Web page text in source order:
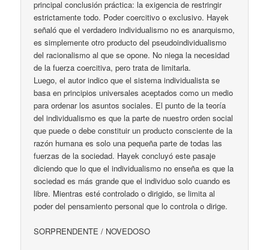
principal conclusión práctica: la exigencia de restringir
estrictamente todo. Poder coercitivo o exclusivo. Hayek
señaló que el verdadero individualismo no es anarquismo,
es simplemente otro producto del pseudoindividualismo
del racionalismo al que se opone. No niega la necesidad
de la fuerza coercitiva, pero trata de limitarla.
Luego, el autor indico que el sistema individualista se
basa en principios universales aceptados como un medio
para ordenar los asuntos sociales. El punto de la teoría
del individualismo es que la parte de nuestro orden social
que puede o debe constituir un producto consciente de la
razón humana es solo una pequeña parte de todas las
fuerzas de la sociedad. Hayek concluyó este pasaje
diciendo que lo que el individualismo no enseña es que la
sociedad es más grande que el individuo solo cuando es
libre. Mientras esté controlado o dirigido, se limita al
poder del pensamiento personal que lo controla o dirige.
SORPRENDENTE / NOVEDOSO